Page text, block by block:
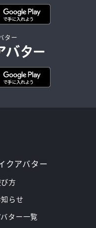
ター
クアバター
方
らせ
ター一覧